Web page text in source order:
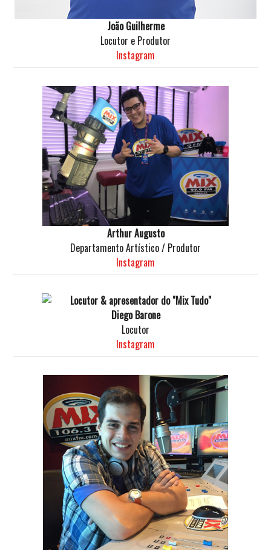
João Guilherme
Locutor e Produtor
Instagram
Arthur Augusto
Departamento Artístico / Produtor
Instagram
Diego Barone
Locutor
Instagram